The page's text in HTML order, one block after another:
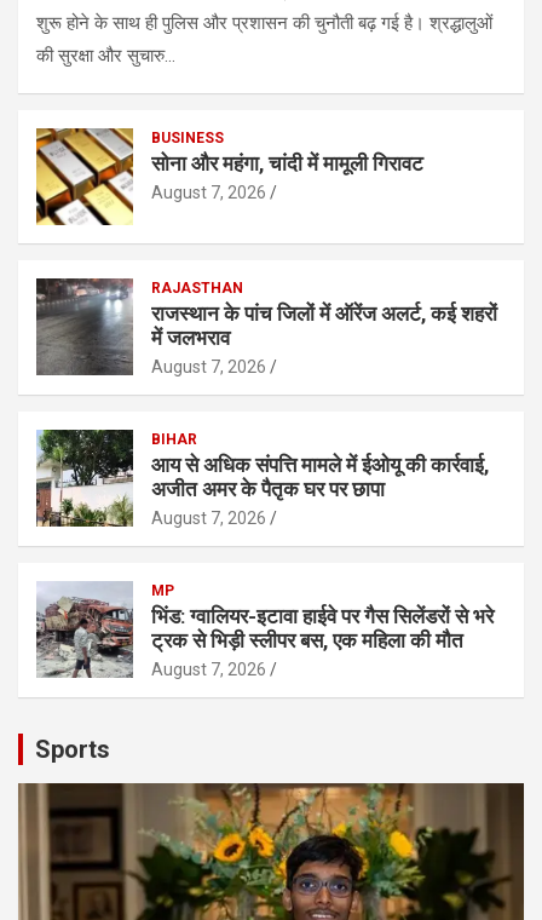
शुरू होने के साथ ही पुलिस और प्रशासन की चुनौती बढ़ गई है। श्रद्धालुओं
की सुरक्षा और सुचारु…
BUSINESS
सोना और महंगा, चांदी में मामूली गिरावट
August 7, 2026
RAJASTHAN
राजस्थान के पांच जिलों में ऑरेंज अलर्ट, कई शहरों
में जलभराव
August 7, 2026
BIHAR
आय से अधिक संपत्ति मामले में ईओयू की कार्रवाई,
अजीत अमर के पैतृक घर पर छापा
August 7, 2026
MP
भिंड: ग्वालियर-इटावा हाईवे पर गैस सिलेंडरों से भरे
ट्रक से भिड़ी स्लीपर बस, एक महिला की मौत
August 7, 2026
Sports